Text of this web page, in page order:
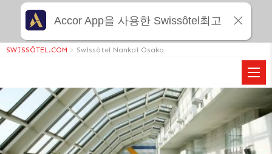
SWISSÔTEL.COM > Swissôtel Nankai Osaka
Accor App을 사용한 Swissôtel최고